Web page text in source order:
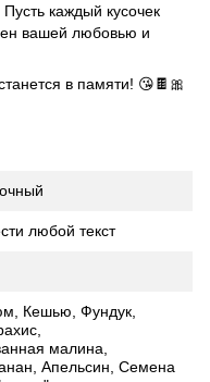
каждый кусочек
вашей любовью и
в памяти! 😘🍫🎀
любой текст
Кешью, Фундук,
малина,
Апельсин, Семена